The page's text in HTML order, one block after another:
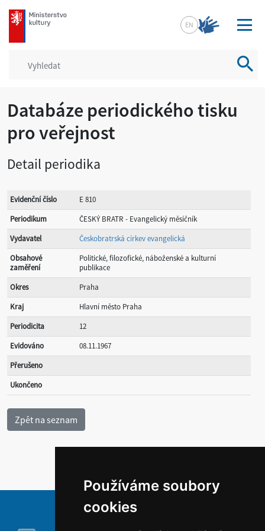
Používáme soubory
cookies
mkcr.cz
EN
Databáze periodického tisku
pro veřejnost
Detail periodika
Evidenční číslo
E 810
Periodikum
ČESKÝ BRATR - Evangelický měsíčník
Vydavatel
Českobratrská církev evangelická
Obsahové
zaměření
Politické, filozofické, náboženské a kulturní
publikace
Okres
Praha
Kraj
Hlavní město Praha
Periodicita
12
Evidováno
08.11.1967
Přerušeno
Ukončeno